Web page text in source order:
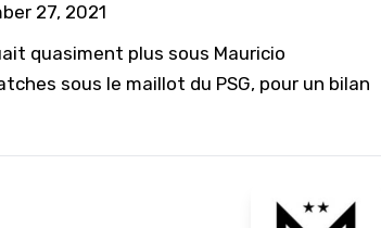
27, 2021
quasiment plus sous Mauricio
sous le maillot du PSG, pour un bilan